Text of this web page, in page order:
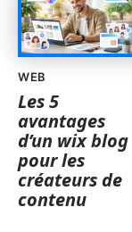
WEB
Les 5
avantages
d’un wix blog
pour les
créateurs de
contenu